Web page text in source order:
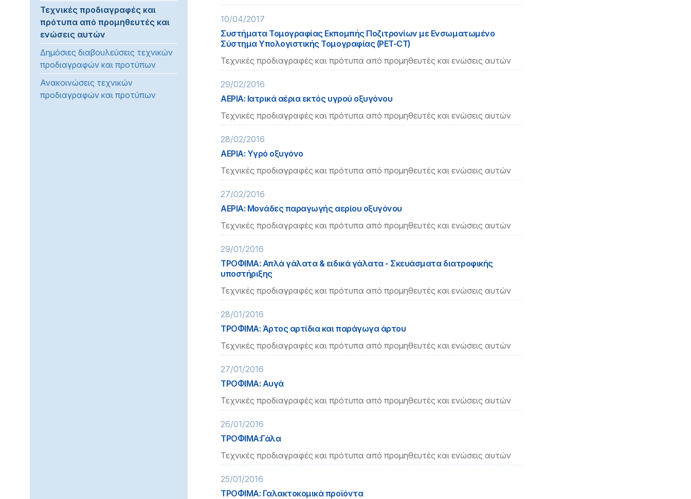
προβλήματα
χρησιμοποιούν
ανάγνωσης
Τεχνικές προδιαγραφές και
πρότυπα από προμηθευτές και
ενώσεις αυτών
Δημόσιες διαβουλεύσεις τεχνικών
προδιαγραφών και προτύπων
Ανακοινώσεις τεχνικών
προδιαγραφών και προτύπων
10/04/2017
Συστήματα Τομογραφίας Εκπομπής Ποζιτρονίων με Ενσωματωμένο
Σύστημα Υπολογιστικής Τομογραφίας (PET-CT)
Τεχνικές προδιαγραφές και πρότυπα από προμηθευτές και ενώσεις αυτών
29/02/2016
ΑΕΡΙΑ: Ιατρικά αέρια εκτός υγρού οξυγόνου
Τεχνικές προδιαγραφές και πρότυπα από προμηθευτές και ενώσεις αυτών
28/02/2016
ΑΕΡΙΑ: Υγρό οξυγόνο
Τεχνικές προδιαγραφές και πρότυπα από προμηθευτές και ενώσεις αυτών
27/02/2016
ΑΕΡΙΑ: Μονάδες παραγωγής αερίου οξυγόνου
Τεχνικές προδιαγραφές και πρότυπα από προμηθευτές και ενώσεις αυτών
29/01/2016
ΤΡΟΦΙΜΑ: Απλά γάλατα & ειδικά γάλατα - Σκευάσματα διατροφικής
υποστήριξης
Τεχνικές προδιαγραφές και πρότυπα από προμηθευτές και ενώσεις αυτών
28/01/2016
ΤΡΟΦΙΜΑ: Άρτος αρτίδια και παράγωγα άρτου
Τεχνικές προδιαγραφές και πρότυπα από προμηθευτές και ενώσεις αυτών
27/01/2016
ΤΡΟΦΙΜΑ: Αυγά
Τεχνικές προδιαγραφές και πρότυπα από προμηθευτές και ενώσεις αυτών
26/01/2016
ΤΡΟΦΙΜΑ:Γάλα
Τεχνικές προδιαγραφές και πρότυπα από προμηθευτές και ενώσεις αυτών
25/01/2016
ΤΡΟΦΙΜΑ: Γαλακτοκομικά προϊόντα